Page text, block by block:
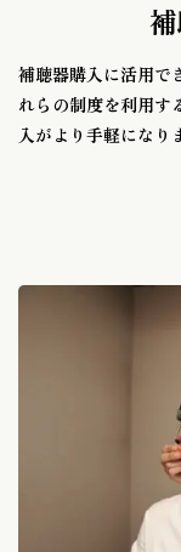
補聴器購入に活用で
れらの制度を利用す
入がより手軽になり